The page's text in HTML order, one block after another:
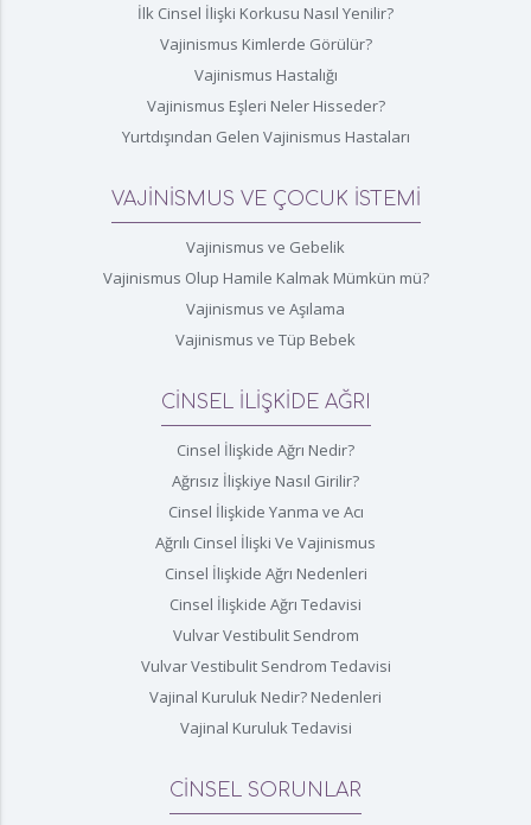
İlk Cinsel İlişki Korkusu Nasıl Yenilir?
Vajinismus Kimlerde Görülür?
Vajinismus Hastalığı
Vajinismus Eşleri Neler Hisseder?
Yurtdışından Gelen Vajinismus Hastaları
VAJİNİSMUS VE ÇOCUK İSTEMİ
Vajinismus ve Gebelik
Vajinismus Olup Hamile Kalmak Mümkün mü?
Vajinismus ve Aşılama
Vajinismus ve Tüp Bebek
CİNSEL İLİŞKİDE AĞRI
Cinsel İlişkide Ağrı Nedir?
Ağrısız İlişkiye Nasıl Girilir?
Cinsel İlişkide Yanma ve Acı
Ağrılı Cinsel İlişki Ve Vajinismus
Cinsel İlişkide Ağrı Nedenleri
Cinsel İlişkide Ağrı Tedavisi
Vulvar Vestibulit Sendrom
Vulvar Vestibulit Sendrom Tedavisi
Vajinal Kuruluk Nedir? Nedenleri
Vajinal Kuruluk Tedavisi
CİNSEL SORUNLAR